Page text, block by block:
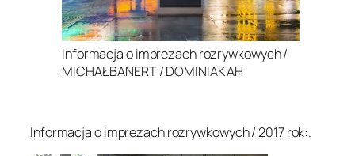
Informacja o imprezach rozrywkowych /
MICHAŁ BANERT / DOMINIAK AH
Informacja o imprezach rozrywkowych / 2017 rok:.